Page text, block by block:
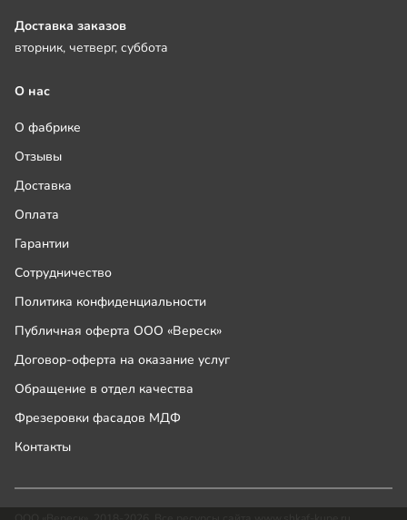
Доставка заказов
вторник, четверг, суббота
О нас
О фабрике
Отзывы
Доставка
Оплата
Гарантии
Сотрудничество
Политика конфиденциальности
Публичная оферта ООО «Вереск»
Договор-оферта на оказание услуг
Обращение в отдел качества
Фрезеровки фасадов МДФ
Контакты